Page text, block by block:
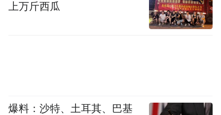
上万斤西瓜
爆料：沙特、土耳其、巴基